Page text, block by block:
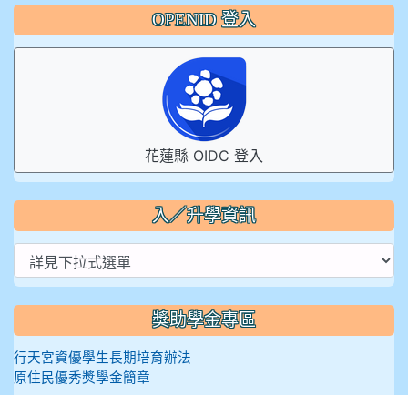
OPENID 登入
花蓮縣 OIDC 登入
入／升學資訊
獎助學金專區
行天宮資優學生長期培育辦法
原住民優秀獎學金簡章